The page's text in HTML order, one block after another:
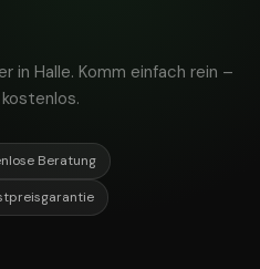
in Halle. Komm einfach rein –
Beratung